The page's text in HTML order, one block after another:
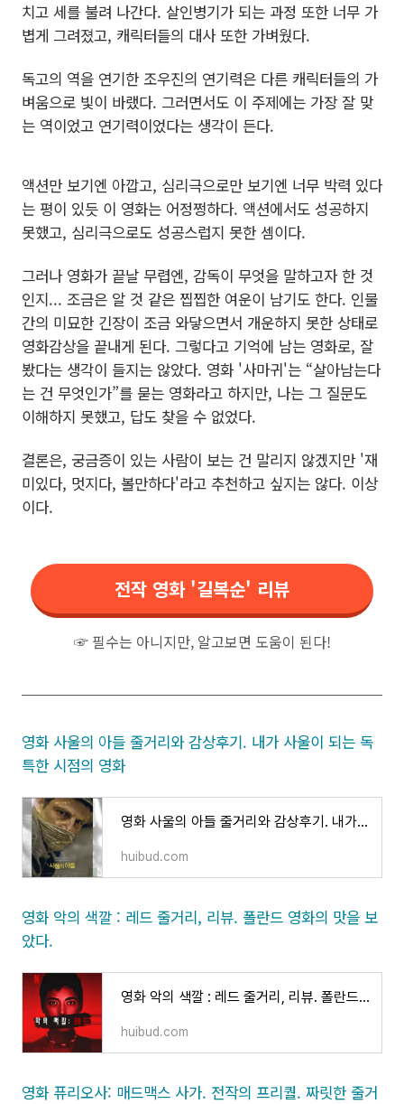
치고 세를 불려 나간다. 살인병기가 되는 과정 또한 너무 가
볍게 그려졌고, 캐릭터들의 대사 또한 가벼웠다.
독고의 역을 연기한 조우진의 연기력은 다른 캐릭터들의 가
벼움으로 빛이 바랬다. 그러면서도 이 주제에는 가장 잘 맞
는 역이었고 연기력이었다는 생각이 든다.
액션만 보기엔 아깝고, 심리극으로만 보기엔 너무 박력 있다
는 평이 있듯 이 영화는 어정쩡하다. 액션에서도 성공하지
못했고, 심리극으로도 성공스럽지 못한 셈이다.
그러나 영화가 끝날 무렵엔, 감독이 무엇을 말하고자 한 것
인지... 조금은 알 것 같은 찝찝한 여운이 남기도 한다. 인물
간의 미묘한 긴장이 조금 와닿으면서 개운하지 못한 상태로
영화감상을 끝내게 된다. 그렇다고 기억에 남는 영화로, 잘
봤다는 생각이 들지는 않았다. 영화 '사마귀'는 “살아남는다
는 건 무엇인가”를 묻는 영화라고 하지만, 나는 그 질문도
이해하지 못했고, 답도 찾을 수 없었다.
결론은, 궁금증이 있는 사람이 보는 건 말리지 않겠지만 '재
미있다, 멋지다, 볼만하다'라고 추천하고 싶지는 않다. 이상
이다.
전작 영화 '길복순' 리뷰
☞ 필수는 아니지만, 알고보면 도움이 된다!
영화 사울의 아들 줄거리와 감상후기. 내가 사울이 되는 독
특한 시점의 영화
영화 사울의 아들 줄거리와 감상후기. 내가 사울이 되는 독특한 시점의 영화
huibud.com
영화 악의 색깔 : 레드 줄거리, 리뷰. 폴란드 영화의 맛을 보
았다.
영화 악의 색깔 : 레드 줄거리, 리뷰. 폴란드 영화의 맛을 보았다.
huibud.com
영화 퓨리오사: 매드맥스 사가. 전작의 프리퀄. 짜릿한 줄거